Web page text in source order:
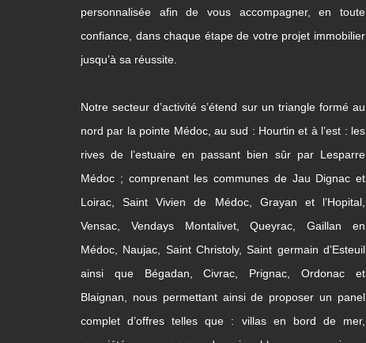
personnalisée afin de vous accompagner, en toute
confiance, dans chaque étape de votre projet immobilier
jusqu’à sa réussite.
Notre secteur d’activité s’étend sur un triangle formé au
nord par la pointe Médoc, au sud : Hourtin et à l’est : les
rives de l’estuaire en passant bien sûr par Lesparre
Médoc ; comprenant les communes de Jau Dignac et
Loirac, Saint Vivien de Médoc, Grayan et l’Hopital,
Vensac, Vendays Montalivet, Queyrac, Gaillan en
Médoc, Naujac, Saint Christoly, Saint germain d’Esteuil
ainsi que Bégadan, Civrac, Prignac, Ordonac et
Blaignan, nous permettant ainsi de proposer un panel
complet d’offres telles que : villas en bord de mer,